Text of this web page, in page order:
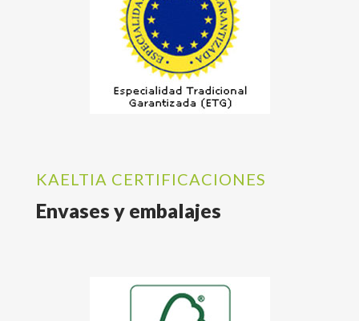
KAELTIA CERTIFICACIONES
Envases y embalajes